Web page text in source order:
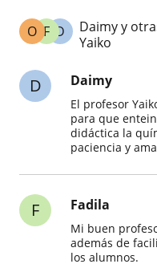
D
F
O
Daimy y
Yaiko
D Daimy
El profesor
para que
didáctica la
paciencia y
F Fadila
Mi buen
además de
los alumnos.